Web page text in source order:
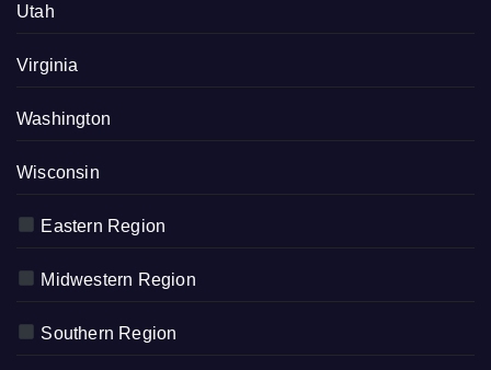
Utah
Virginia
Washington
Wisconsin
Eastern Region
Midwestern Region
Southern Region